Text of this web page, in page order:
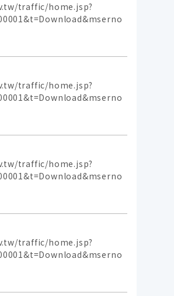
traffic/home.jsp?
traffic/home.jsp?
traffic/home.jsp?
traffic/home.jsp?